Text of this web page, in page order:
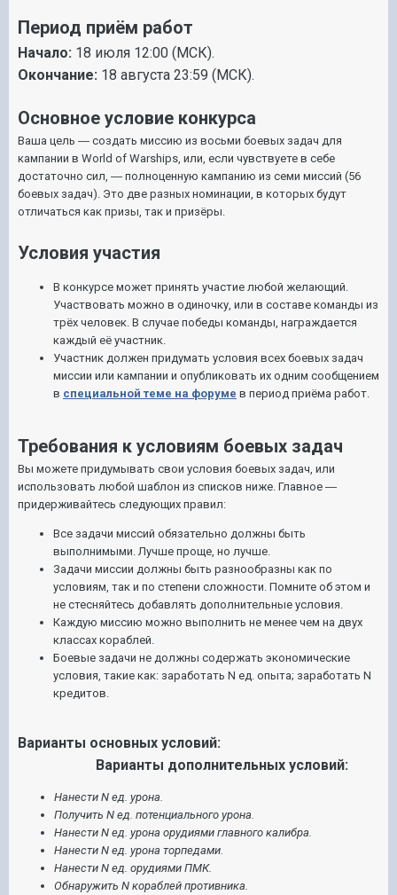
Период приём работ
Начало: 18 июля 12:00 (МСК).
Окончание: 18 августа 23:59 (МСК).
Основное условие конкурса
Ваша цель ― создать миссию из восьми боевых задач для
кампании в World of Warships, или, если чувствуете в себе
достаточно сил, ― полноценную кампанию из семи миссий (56
боевых задач). Это две разных номинации, в которых будут
отличаться как призы, так и призёры.
Условия участия
В конкурсе может принять участие любой желающий.
Участвовать можно в одиночку, или в составе команды из
трёх человек. В случае победы команды, награждается
каждый её участник.
Участник должен придумать условия всех боевых задач
миссии или кампании и опубликовать их одним сообщением
в специальной теме на форуме в период приёма работ.
Требования к условиям боевых задач
Вы можете придумывать свои условия боевых задач, или
использовать любой шаблон из списков ниже. Главное ―
придерживайтесь следующих правил:
Все задачи миссий обязательно должны быть
выполнимыми. Лучше проще, но лучше.
Задачи миссии должны быть разнообразны как по
условиям, так и по степени сложности. Помните об этом и
не стесняйтесь добавлять дополнительные условия.
Каждую миссию можно выполнить не менее чем на двух
классах кораблей.
Боевые задачи не должны содержать экономические
условия, такие как: заработать N ед. опыта; заработать N
кредитов.
Варианты основных условий:
Варианты дополнительных условий:
Нанести N ед. урона.
Получить N ед. потенциального урона.
Нанести N ед. урона орудиями главного калибра.
Нанести N ед. урона торпедами.
Нанести N ед. орудиями ПМК.
Обнаружить N кораблей противника.